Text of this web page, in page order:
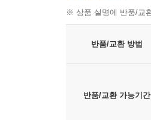
※ 상품 설명에 반품/교
반품/교환 방법
반품/교환 가능기간